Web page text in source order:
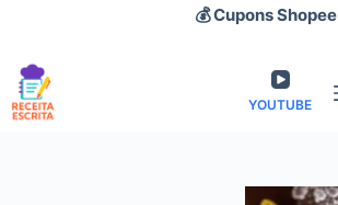
conteúdo
💰 Cupons Shopee
YOUTUBE